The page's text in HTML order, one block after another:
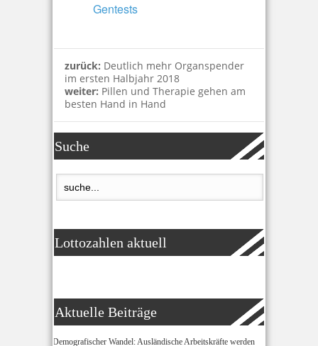
Gentests
zurück: Deutlich mehr Organspender
im ersten Halbjahr 2018
weiter: Pillen und Therapie gehen am
besten Hand in Hand
Suche
Lottozahlen aktuell
Aktuelle Beiträge
Demografischer Wandel: Ausländische Arbeitskräfte werden